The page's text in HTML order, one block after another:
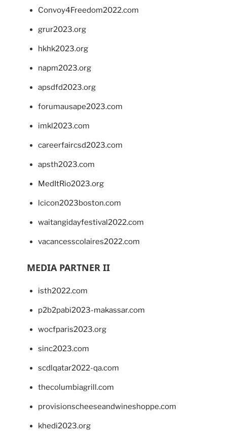
Convoy4Freedom2022.com
grur2023.org
hkhk2023.org
napm2023.org
apsdfd2023.org
forumausape2023.com
imkl2023.com
careerfaircsd2023.com
apsth2023.com
MedItRio2023.org
lcicon2023boston.com
waitangidayfestival2022.com
vacancesscolaires2022.com
MEDIA PARTNER II
isth2022.com
p2b2pabi2023-makassar.com
wocfparis2023.org
sinc2023.com
scdlqatar2022-qa.com
thecolumbiagrill.com
provisionscheeseandwineshoppe.com
khedi2023.org